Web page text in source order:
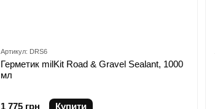
Артикул: DRS6
Герметик milKit Road & Gravel Sealant, 1000
мл
1 775 грн Купити